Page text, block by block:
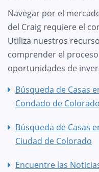
Navegar por el
del Craig requiere el
Utiliza nuestros
comprender el
oportunidades de
Búsqueda de Casas
Condado de Colorado
Búsqueda de Casas
Ciudad de Colorado
Encuentre las